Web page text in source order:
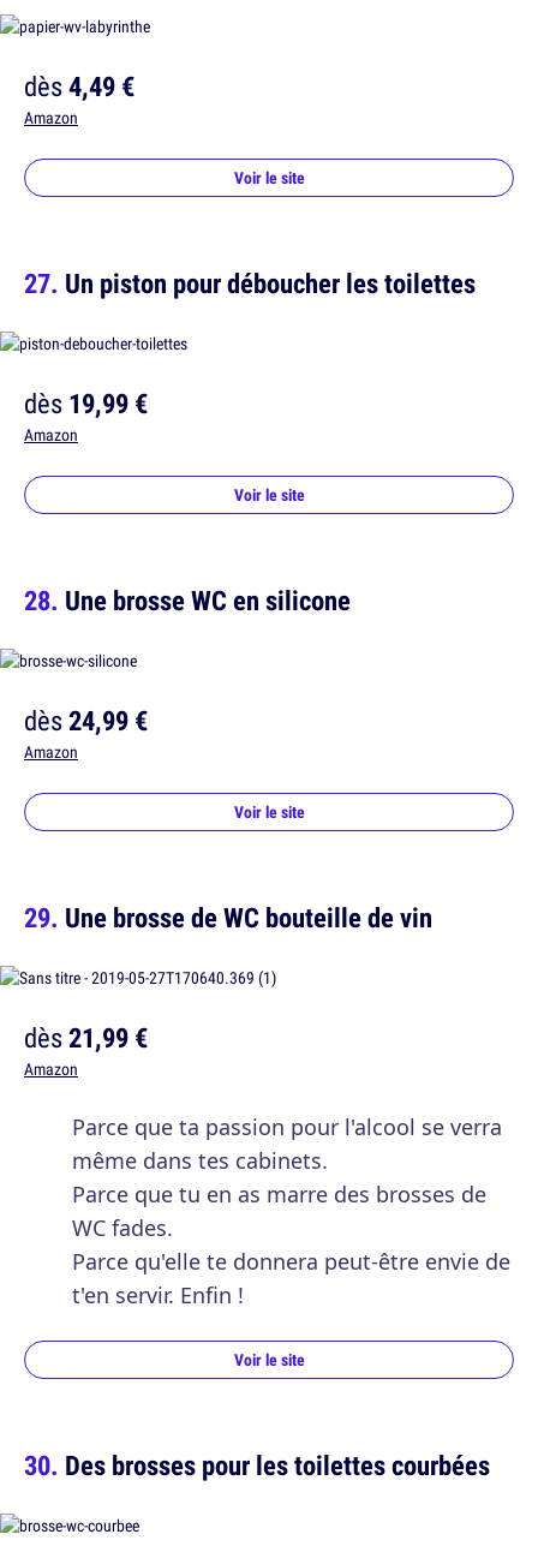
dès4,49 €
Amazon
Voir le site
Un piston pour déboucher les toilettes
dès19,99 €
Amazon
Voir le site
Une brosse WC en silicone
dès24,99 €
Amazon
Voir le site
Une brosse de WC bouteille de vin
dès21,99 €
Amazon
Parce que ta passion pour l'alcool se verra
même dans tes cabinets.
Parce que tu en as marre des brosses de
WC fades.
Parce qu'elle te donnera peut-être envie de
t'en servir. Enfin !
Voir le site
Des brosses pour les toilettes courbées